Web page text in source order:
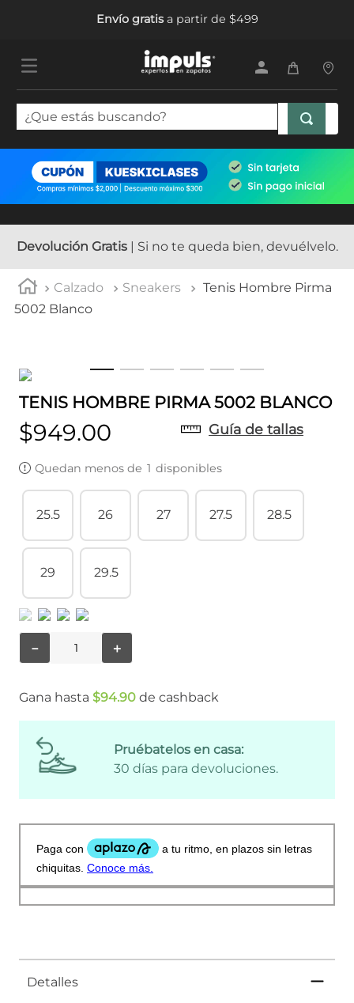
Envío gratisa partir de $499
¿Que estás buscando?
Devolución Gratis| Si no te queda bien, devuélvelo.
Calzado Sneakers
Tenis Hombre Pirma
5002 Blanco
TENIS HOMBRE PIRMA 5002 BLANCO
$949.00 Guía de tallas
Quedan menos de 1 disponibles
25.5 26 27 27.5 28.5
29 29.5
＋
－
Gana hasta $94.90 de cashback
Pruébatelos en casa:
30 días para devoluciones.
Detalles
TÉRMINOS MÁS BUSCADOS
.
tenis mujer
tenis hombre
5. tenis